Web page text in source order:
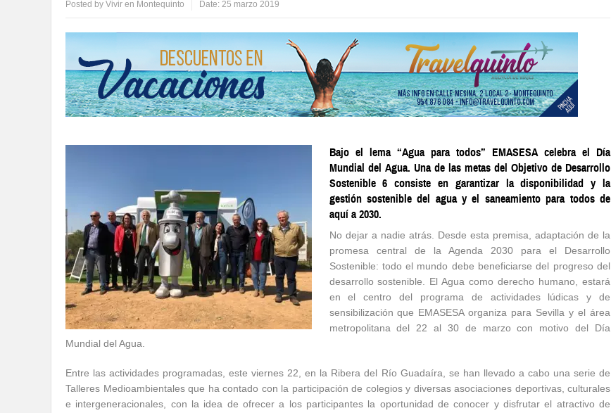
Posted by Vivir en Montequinto Date: 25 marzo 2019
Bajo el lema “Agua para todos” EMASESA celebra el Día
Mundial del Agua. Una de las metas del Objetivo de Desarrollo
Sostenible 6 consiste en garantizar la disponibilidad y la
gestión sostenible del agua y el saneamiento para todos de
aquí a 2030.
No dejar a nadie atrás. Desde esta premisa, adaptación de la
promesa central de la Agenda 2030 para el Desarrollo
Sostenible: todo el mundo debe beneficiarse del progreso del
desarrollo sostenible. El Agua como derecho humano, estará
en el centro del programa de actividades lúdicas y de
sensibilización que EMASESA organiza para Sevilla y el área
metropolitana del 22 al 30 de marzo con motivo del Día
Mundial del Agua.
Entre las actividades programadas, este viernes 22, en la Ribera del Río Guadaíra, se han llevado a cabo una serie de
Talleres Medioambientales que ha contado con la participación de colegios y diversas asociaciones deportivas, culturales
e intergeneracionales, con la idea de ofrecer a los participantes la oportunidad de conocer y disfrutar el atractivo de